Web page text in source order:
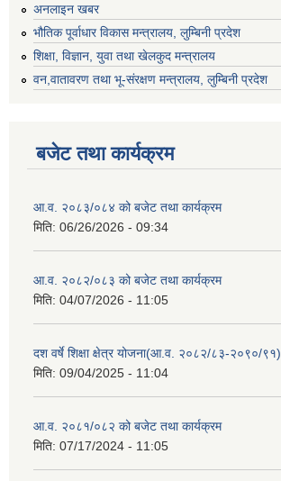
अनलाइन खबर
भौतिक पूर्वाधार विकास मन्त्रालय, लुम्बिनी प्रदेश
शिक्षा, विज्ञान, युवा तथा खेलकुद मन्‍‍त्रालय
वन,वातावरण तथा भू-संरक्षण मन्त्रालय, लुम्बिनी प्रदेश
बजेट तथा कार्यक्रम
आ.व. २०८३/०८४ को बजेट तथा कार्यक्रम
मिति: 06/26/2026 - 09:34
आ.व. २०८२/०८३ को बजेट तथा कार्यक्रम
मिति: 04/07/2026 - 11:05
दश वर्षे शिक्षा क्षेत्र योजना(आ.व. २०८२/८३-२०९०/९१)
मिति: 09/04/2025 - 11:04
आ.व. २०८१/०८२ को बजेट तथा कार्यक्रम
मिति: 07/17/2024 - 11:05